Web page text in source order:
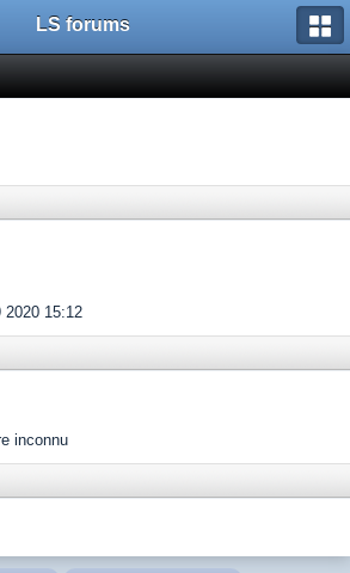
LS forums
2020 15:12
inconnu